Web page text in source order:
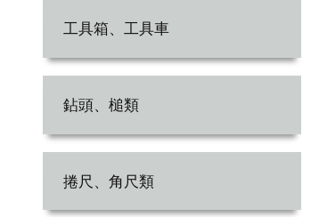
工具箱、工具車
鉆頭、槌類
捲尺、角尺類